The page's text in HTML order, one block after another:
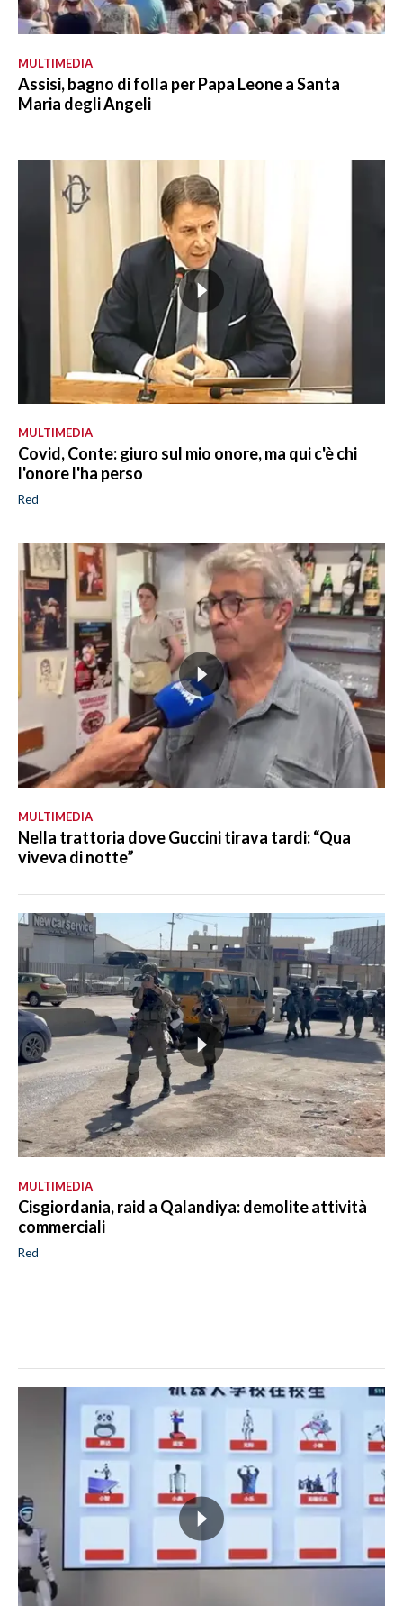
MULTIMEDIA
Assisi, bagno di folla per Papa Leone a Santa
Maria degli Angeli
MULTIMEDIA
Covid, Conte: giuro sul mio onore, ma qui c'è chi
l'onore l'ha perso
Red
MULTIMEDIA
Nella trattoria dove Guccini tirava tardi: “Qua
viveva di notte”
MULTIMEDIA
Cisgiordania, raid a Qalandiya: demolite attività
commerciali
Red